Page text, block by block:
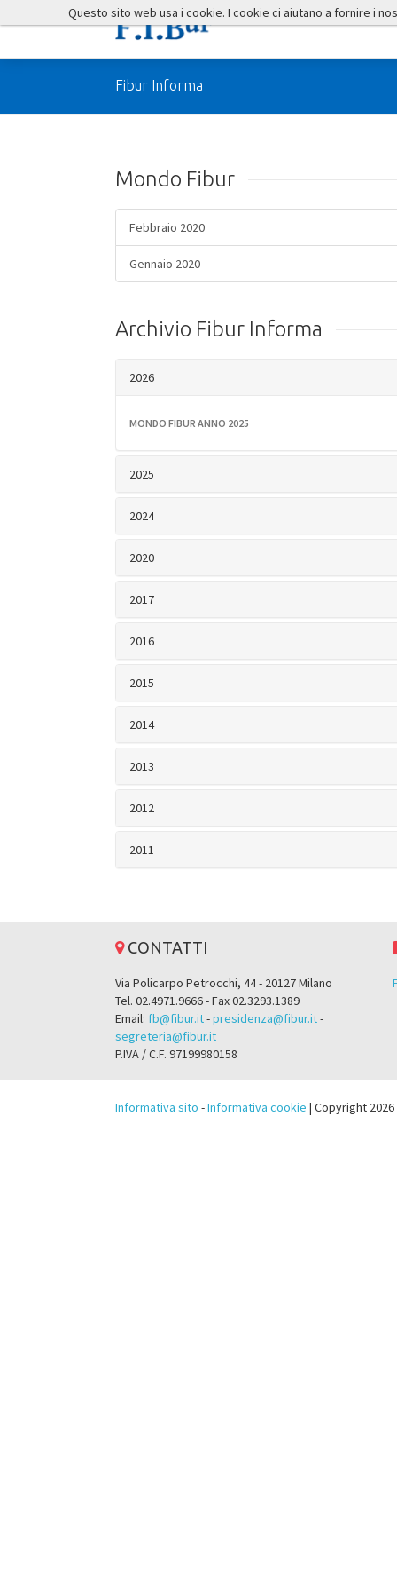
Fibur Informa
Mondo Fibur
Febbraio 2020
Gennaio 2020
Archivio Fibur Informa
2026
MONDO FIBUR ANNO 2025
2025
2024
2020
2017
2016
2015
2014
2013
2012
2011
CONTATTI
Via Policarpo Petrocchi, 44 - 20127 Milano
Tel. 02.4971.9666 - Fax 02.3293.1389
Email: fb@fibur.it-presidenza@fibur.it-
segreteria@fibur.it
P.IVA / C.F. 97199980158
Informativa sito -Informativa cookie | Copyright
Questo sito web usa i cookie. I cookie ci aiutano a fornire i